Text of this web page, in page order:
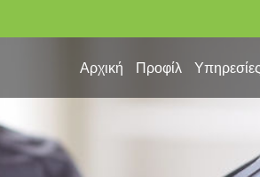
Αρχική Προφίλ Υπηρεσίες